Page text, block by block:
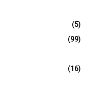
(5)
(99)
(16)